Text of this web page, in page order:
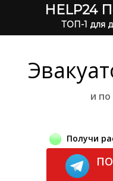
HELP24
ТОП-1 для
и по
Получи